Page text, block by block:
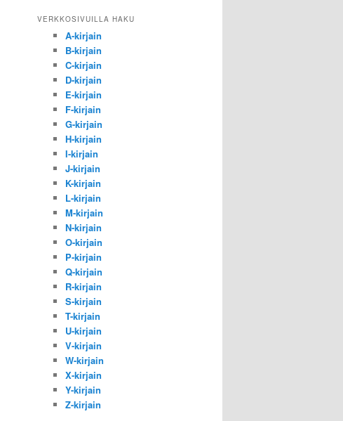
VERKKOSIVUILLA HAKU
A-kirjain
B-kirjain
C-kirjain
D-kirjain
E-kirjain
F-kirjain
G-kirjain
H-kirjain
I-kirjain
J-kirjain
K-kirjain
L-kirjain
M-kirjain
N-kirjain
O-kirjain
P-kirjain
Q-kirjain
R-kirjain
S-kirjain
T-kirjain
U-kirjain
V-kirjain
W-kirjain
X-kirjain
Y-kirjain
Z-kirjain